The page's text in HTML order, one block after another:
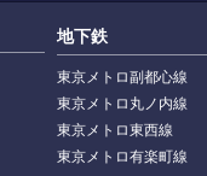
地下鉄
東京メトロ副都心線
東京メトロ丸ノ内線
東京メトロ東西線
東京メトロ有楽町線